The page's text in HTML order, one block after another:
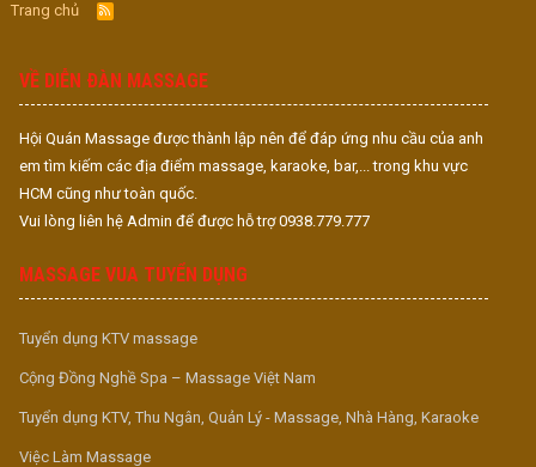
Trang chủ
R
S
VỀ DIỄN ĐÀN MASSAGE
Hội Quán Massage được thành lập nên để đáp ứng nhu cầu của anh
em tìm kiếm các địa điểm massage, karaoke, bar,... trong khu vực
HCM cũng như toàn quốc.
Vui lòng liên hệ Admin để được hỗ trợ 0938.779.777
MASSAGE VUA TUYỂN DỤNG
Tuyển dụng KTV massage
Cộng Đồng Nghề Spa – Massage Việt Nam
Tuyển dụng KTV, Thu Ngân, Quản Lý - Massage, Nhà Hàng, Karaoke
Việc Làm Massage